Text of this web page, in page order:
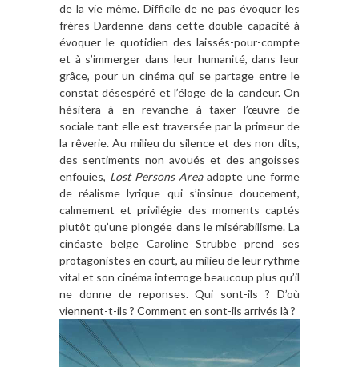
de la vie même. Difficile de ne pas évoquer les
frères Dardenne dans cette double capacité à
évoquer le quotidien des laissés-pour-compte
et à s’immerger dans leur humanité, dans leur
grâce, pour un cinéma qui se partage entre le
constat désespéré et l’éloge de la candeur. On
hésitera à en revanche à taxer l’œuvre de
sociale tant elle est traversée par la primeur de
la rêverie. Au milieu du silence et des non dits,
des sentiments non avoués et des angoisses
enfouies, Lost Persons Areaadopte une forme
de réalisme lyrique qui s’insinue doucement,
calmement et privilégie des moments captés
plutôt qu’une plongée dans le misérabilisme. La
cinéaste belge Caroline Strubbe prend ses
protagonistes en court, au milieu de leur rythme
vital et son cinéma interroge beaucoup plus qu’il
ne donne de reponses. Qui sont-ils ? D’où
viennent-t-ils ? Comment en sont-ils arrivés là ?